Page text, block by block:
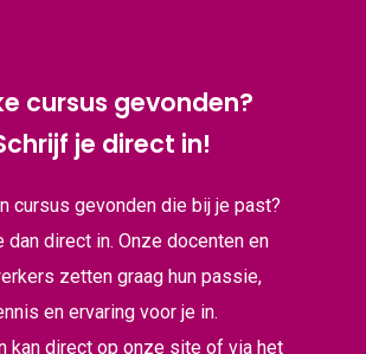
cursus gevonden?
je direct in!
cursus gevonden die bij je past?
dan direct in. Onze docenten en
zetten graag hun passie,
en ervaring voor je in.
kan direct op onze site of via het